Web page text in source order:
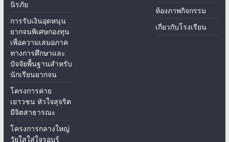
นิรภัย
การรับเงินอุดหนุน
ยากจนพิเศษกองทุน
เพื่อความเสมอภาค
ทางการศึกษาและ
ปัจจัยพื้นฐานสำหรับ
นักเรียนยากจน
โครงการค่าย
เยาวชน หัวใจสุจริต
มีจิตสาธารณะ
โครงการกลางใหญ่
วัยใสใส่ใจรอบรู้
ห้องภาพกิจกรรม
เกี่ยวกับโรงเรียน